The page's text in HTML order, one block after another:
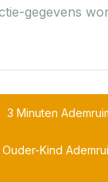
gegevens
3 Minuten
Ouder-Kind